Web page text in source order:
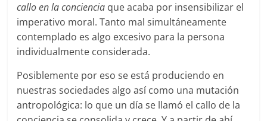
callo en la conciencia que acaba por insensibilizar el
imperativo moral. Tanto mal simultáneamente
contemplado es algo excesivo para la persona
individualmente considerada.
Posiblemente por eso se está produciendo en
nuestras sociedades algo así como una mutación
antropológica: lo que un día se llamó el callo de la